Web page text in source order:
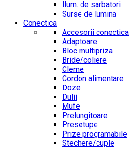
Ilum. de sarbatori
Surse de lumina
Conectica
Accesorii conectica
Adaptoare
Bloc multipriza
Bride/coliere
Cleme
Cordon alimentare
Doze
Dulii
Mufe
Prelungitoare
Presetupe
Prize programabile
Stechere/cuple